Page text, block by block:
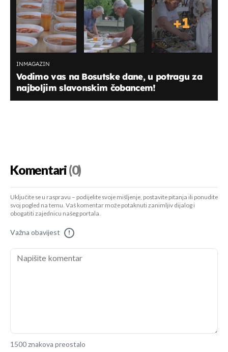
+1
INMAGAZIN
Vodimo vas na Bosutske dane, u potragu za
najboljim slavonskim čobancem!
Komentari(0)
Uključite se u raspravu – podijelite svoje mišljenje, postavite pitanja ili ponudite
svoj pogled na temu. Vaš komentar može potaknuti zanimljiv dijalog i
obogatiti zajednicu našeg portala.
Važna obavijest !
1500 znakova preostalo